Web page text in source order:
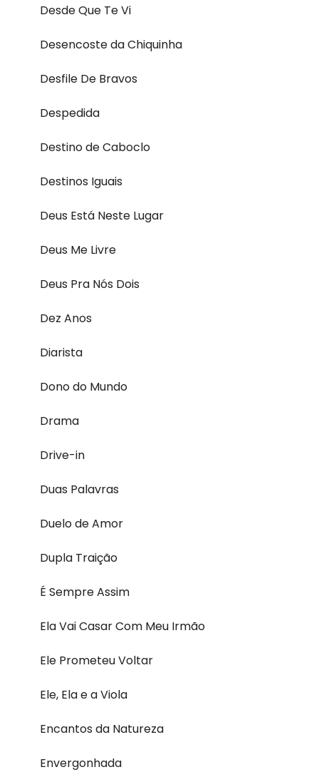
Desde Que Te Vi
Desencoste da Chiquinha
Desfile De Bravos
Despedida
Destino de Caboclo
Destinos Iguais
Deus Está Neste Lugar
Deus Me Livre
Deus Pra Nós Dois
Dez Anos
Diarista
Dono do Mundo
Drama
Drive-in
Duas Palavras
Duelo de Amor
Dupla Traição
É Sempre Assim
Ela Vai Casar Com Meu Irmão
Ele Prometeu Voltar
Ele, Ela e a Viola
Encantos da Natureza
Envergonhada